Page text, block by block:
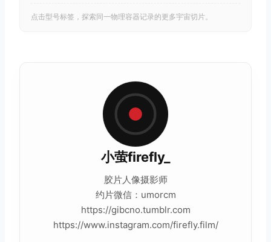
点击型号标签，探索同一物理容器记录的更多宇宙切片。
小萤firefly_
胶片人像摄影师
约片微信：umorcm
https://gibcno.tumblr.com
https://www.instagram.com/firefly.film/